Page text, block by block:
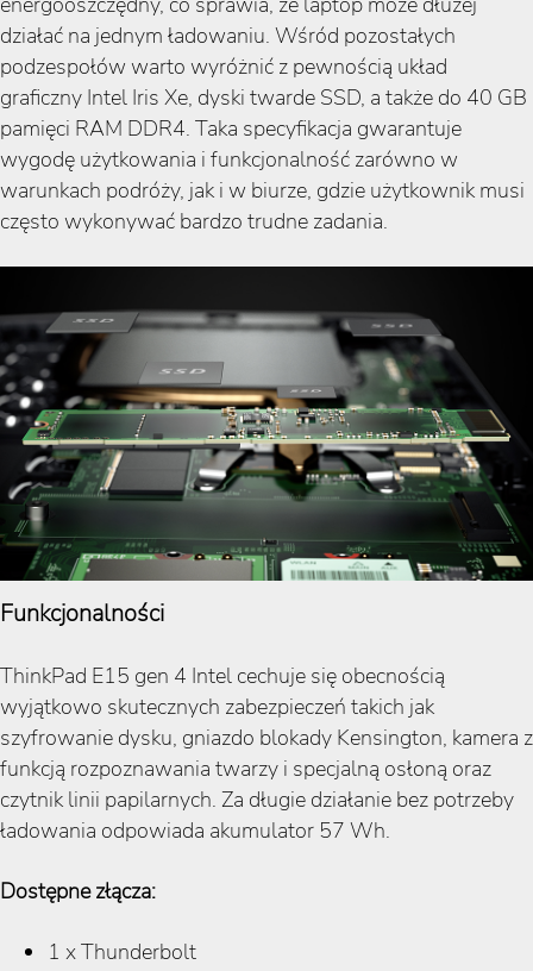
działać na jednym ładowaniu. Wśród pozostałych
podzespołów warto wyróżnić z pewnością układ
graficzny Intel Iris Xe, dyski twarde SSD, a także do 40 GB
pamięci RAM DDR4. Taka specyfikacja gwarantuje
wygodę użytkowania i funkcjonalność zarówno w
warunkach podróży, jak i w biurze, gdzie użytkownik musi
często wykonywać bardzo trudne zadania.
Funkcjonalności
ThinkPad E15 gen 4 Intel cechuje się obecnością
wyjątkowo skutecznych zabezpieczeń takich jak
szyfrowanie dysku, gniazdo blokady Kensington, kamera z
funkcją rozpoznawania twarzy i specjalną osłoną oraz
czytnik linii papilarnych. Za długie działanie bez potrzeby
ładowania odpowiada akumulator 57 Wh.
Dostępne złącza:
1 x Thunderbolt